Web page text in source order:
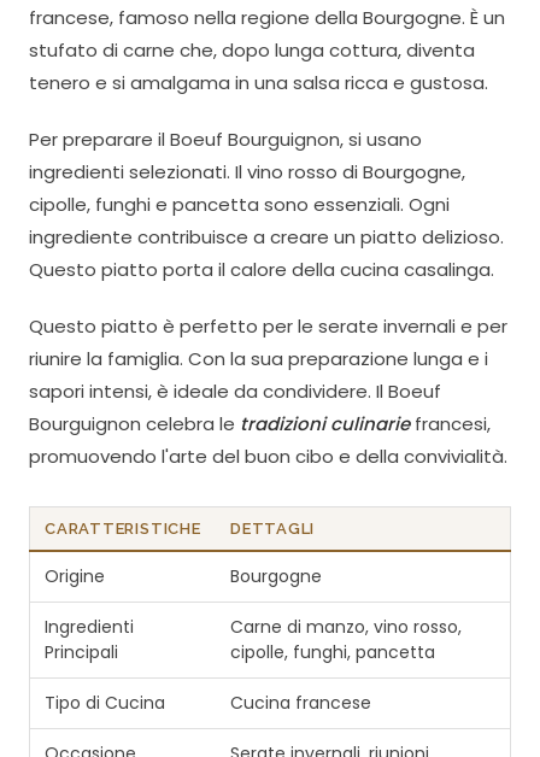
francese, famoso nella regione della Bourgogne. È un
stufato di carne che, dopo lunga cottura, diventa
tenero e si amalgama in una salsa ricca e gustosa.
Per preparare il Boeuf Bourguignon, si usano
ingredienti selezionati. Il vino rosso di Bourgogne,
cipolle, funghi e pancetta sono essenziali. Ogni
ingrediente contribuisce a creare un piatto delizioso.
Questo piatto porta il calore della cucina casalinga.
Questo piatto è perfetto per le serate invernali e per
riunire la famiglia. Con la sua preparazione lunga e i
sapori intensi, è ideale da condividere. Il Boeuf
Bourguignon celebra le tradizioni culinariefrancesi,
promuovendo l'arte del buon cibo e della convivialità.
CARATTERISTICHE DETTAGLI
Origine Bourgogne
Ingredienti
Principali
Carne di manzo, vino rosso,
cipolle, funghi, pancetta
Tipo di Cucina Cucina francese